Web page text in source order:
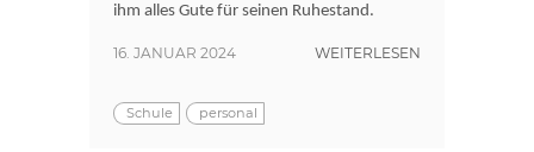
ihm alles Gute für seinen Ruhestand.
16. JANUAR 2024 WEITERLESEN
Schule personal